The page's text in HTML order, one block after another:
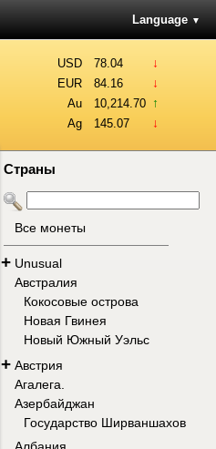
Language ▼
USD 78.04 ↓
EUR 84.16 ↓
Au 10,214.70 ↑
Ag 145.07 ↓
Страны
Все монеты
+ Unusual
Австралия
Кокосовые острова
Новая Гвинея
Новый Южный Уэльс
+ Австрия
Агалега.
Азербайджан
Государство Ширваншахов
Албания